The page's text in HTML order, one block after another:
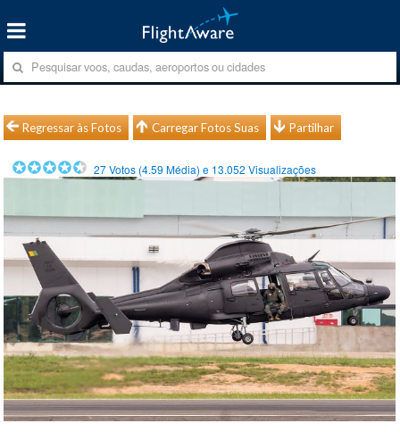
Regressar às Fotos Carregar Fotos Suas Partilhar
27Votos (4.59 Média) e 13.052 Visualizações